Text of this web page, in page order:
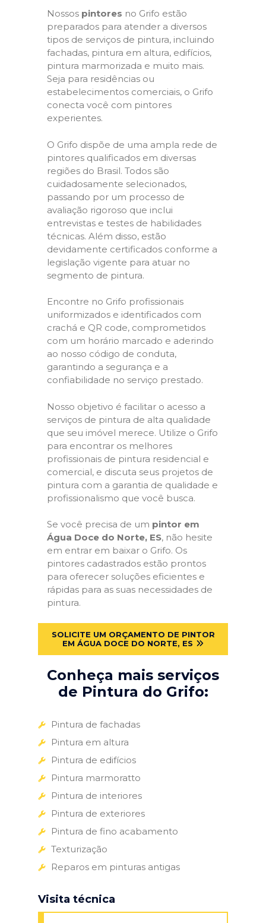
Nossos pintores no Grifo estão
preparados para atender a diversos
tipos de serviços de pintura, incluindo
fachadas, pintura em altura, edifícios,
pintura marmorizada e muito mais.
Seja para residências ou
estabelecimentos comerciais, o Grifo
conecta você com pintores
experientes.
O Grifo dispõe de uma ampla rede de
pintores qualificados em diversas
regiões do Brasil. Todos são
cuidadosamente selecionados,
passando por um processo de
avaliação rigoroso que inclui
entrevistas e testes de habilidades
técnicas. Além disso, estão
devidamente certificados conforme a
legislação vigente para atuar no
segmento de pintura.
Encontre no Grifo profissionais
uniformizados e identificados com
crachá e QR code, comprometidos
com um horário marcado e aderindo
ao nosso código de conduta,
garantindo a segurança e a
confiabilidade no serviço prestado.
Nosso objetivo é facilitar o acesso a
serviços de pintura de alta qualidade
que seu imóvel merece. Utilize o Grifo
para encontrar os melhores
profissionais de pintura residencial e
comercial, e discuta seus projetos de
pintura com a garantia de qualidade e
profissionalismo que você busca.
Se você precisa de um pintor em
Água Doce do Norte, ES, não hesite
em entrar em baixar o Grifo. Os
pintores cadastrados estão prontos
para oferecer soluções eficientes e
rápidas para as suas necessidades de
pintura.
SOLICITE UM ORÇAMENTO DE PINTOR
EM ÁGUA DOCE DO NORTE, ES
Conheça mais serviços
de Pintura do Grifo:
Pintura de fachadas
Pintura em altura
Pintura de edifícios
Pintura marmoratto
Pintura de interiores
Pintura de exteriores
Pintura de fino acabamento
Texturização
Reparos em pinturas antigas
Visita técnica